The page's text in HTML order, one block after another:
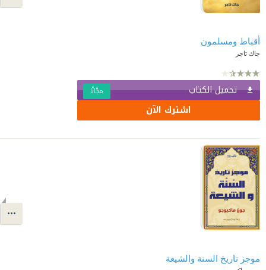
أقباط ومسلمون
جاك تاجر
تحميل الكتاب مجّانًا
اشترك الآن
موجز تاريخ السنة والشيعة